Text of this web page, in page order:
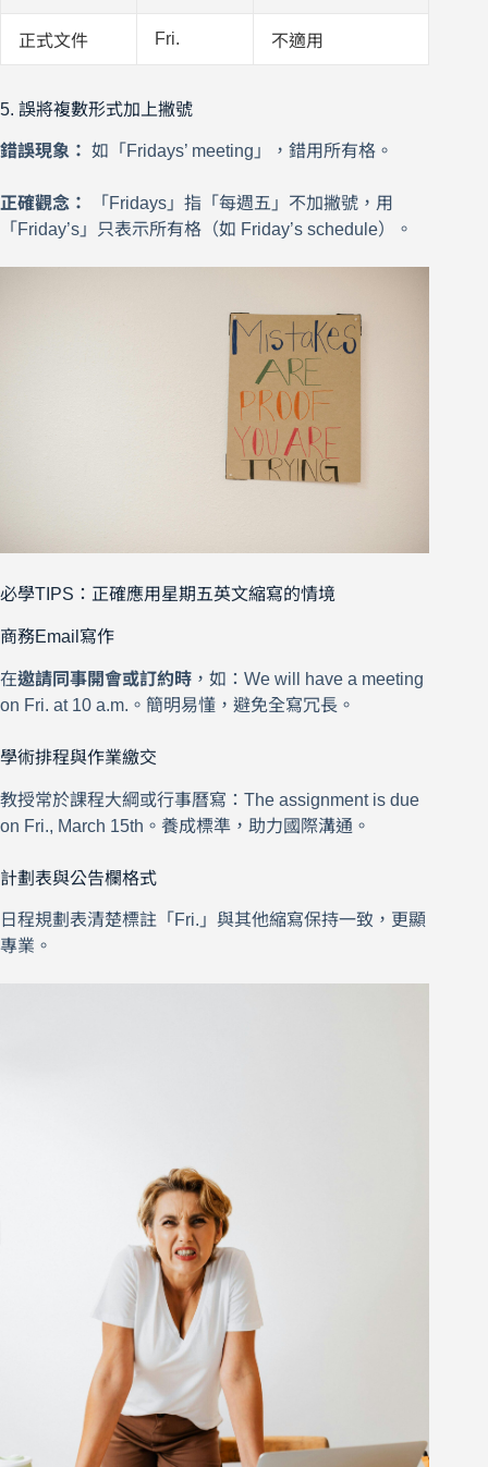
正式文件 Fri. 不適用
5. 誤將複數形式加上撇號
錯誤現象： 如「Fridays’ meeting」，錯用所有格。
正確觀念：
「Fridays」指「每週五」不加撇號，用
「Friday’s」只表示所有格（如 Friday’s schedule）。
必學TIPS：正確應用星期五英文縮寫的情境
商務Email寫作
在邀請同事開會或訂約時 ，如：We will have a meeting
on Fri. at 10 a.m.。簡明易懂，避免全寫冗長。
學術排程與作業繳交
教授常於課程大綱或行事曆寫：The assignment is due
on Fri., March 15th。養成標準，助力國際溝通。
計劃表與公告欄格式
日程規劃表清楚標註「Fri.」與其他縮寫保持一致，更顯
專業。